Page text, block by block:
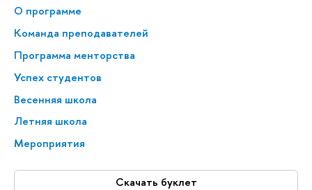
О программе
Команда преподавателей
Программа менторства
Успех студентов
Весенняя школа
Летняя школа
Мероприятия
Скачать буклет